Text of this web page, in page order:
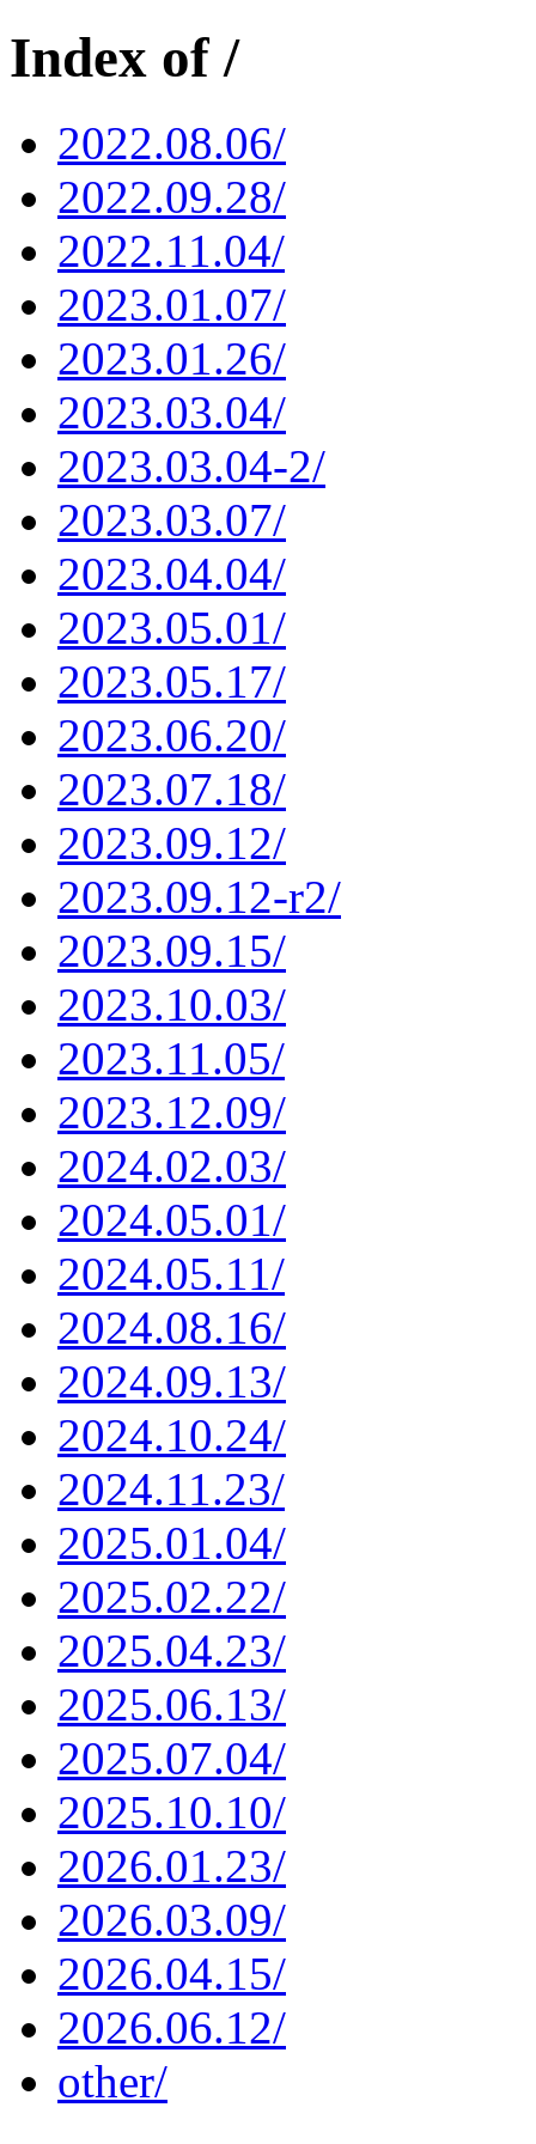
Index of /
2022.08.06/
2022.09.28/
2022.11.04/
2023.01.07/
2023.01.26/
2023.03.04/
2023.03.04-2/
2023.03.07/
2023.04.04/
2023.05.01/
2023.05.17/
2023.06.20/
2023.07.18/
2023.09.12/
2023.09.12-r2/
2023.09.15/
2023.10.03/
2023.11.05/
2023.12.09/
2024.02.03/
2024.05.01/
2024.05.11/
2024.08.16/
2024.09.13/
2024.10.24/
2024.11.23/
2025.01.04/
2025.02.22/
2025.04.23/
2025.06.13/
2025.07.04/
2025.10.10/
2026.01.23/
2026.03.09/
2026.04.15/
2026.06.12/
other/